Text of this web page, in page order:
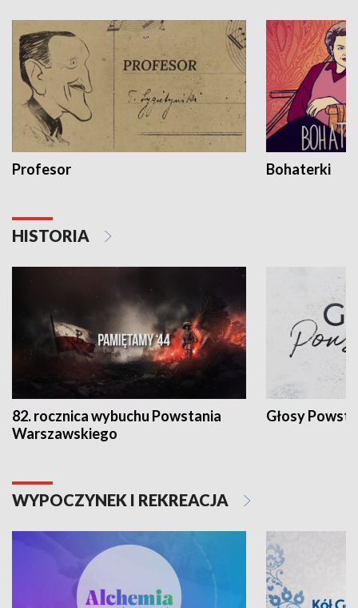
Profesor Bohaterki
HISTORIA
82. rocznica wybuchu Powstania
Warszawskiego
Głosy
WYPOCZYNEK I REKREACJA